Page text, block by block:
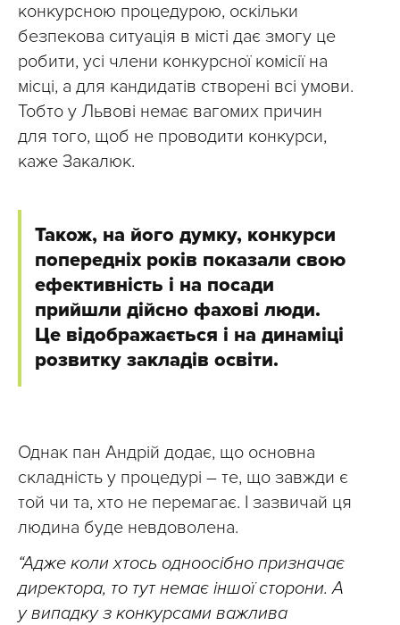
конкурсною процедурою, оскільки
безпекова ситуація в місті дає змогу це
робити, усі члени конкурсної комісії на
місці, а для кандидатів створені всі умови.
Тобто у Львові немає вагомих причин
для того, щоб не проводити конкурси,
каже Закалюк.
Також, на його думку, конкурси
попередніх років показали свою
ефективність і на посади
прийшли дійсно фахові люди.
Це відображається і на динаміці
розвитку закладів освіти.
Однак пан Андрій додає, що основна
складність у процедурі – те, що завжди є
той чи та, хто не перемагає. І зазвичай ця
людина буде невдоволена.
“Адже коли хтось одноосібно призначає
директора, то тут немає іншої сторони. А
у випадку з конкурсами важлива